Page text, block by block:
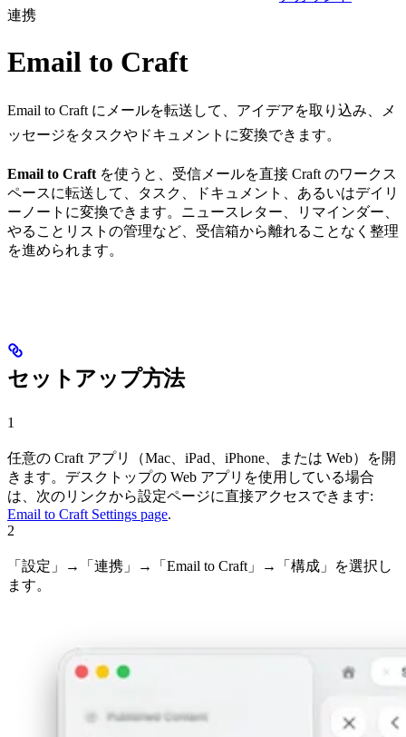
連携
Email to Craft
Email to Craft にメールを転送して、アイデアを取り込み、メ
ッセージをタスクやドキュメントに変換できます。
Email to Craft を使うと、受信メールを直接 Craft のワークス
ペースに転送して、タスク、ドキュメント、あるいはデイリ
ーノートに変換できます。ニュースレター、リマインダー、
やることリストの管理など、受信箱から離れることなく整理
を進められます。
セットアップ方法
1
任意の Craft アプリ（Mac、iPad、iPhone、または Web）を開
きます。デスクトップの Web アプリを使用している場合
は、次のリンクから設定ページに直接アクセスできます:
Email to Craft Settings page.
2
「設定」→「連携」→「Email to Craft」→「構成」を選択し
ます。